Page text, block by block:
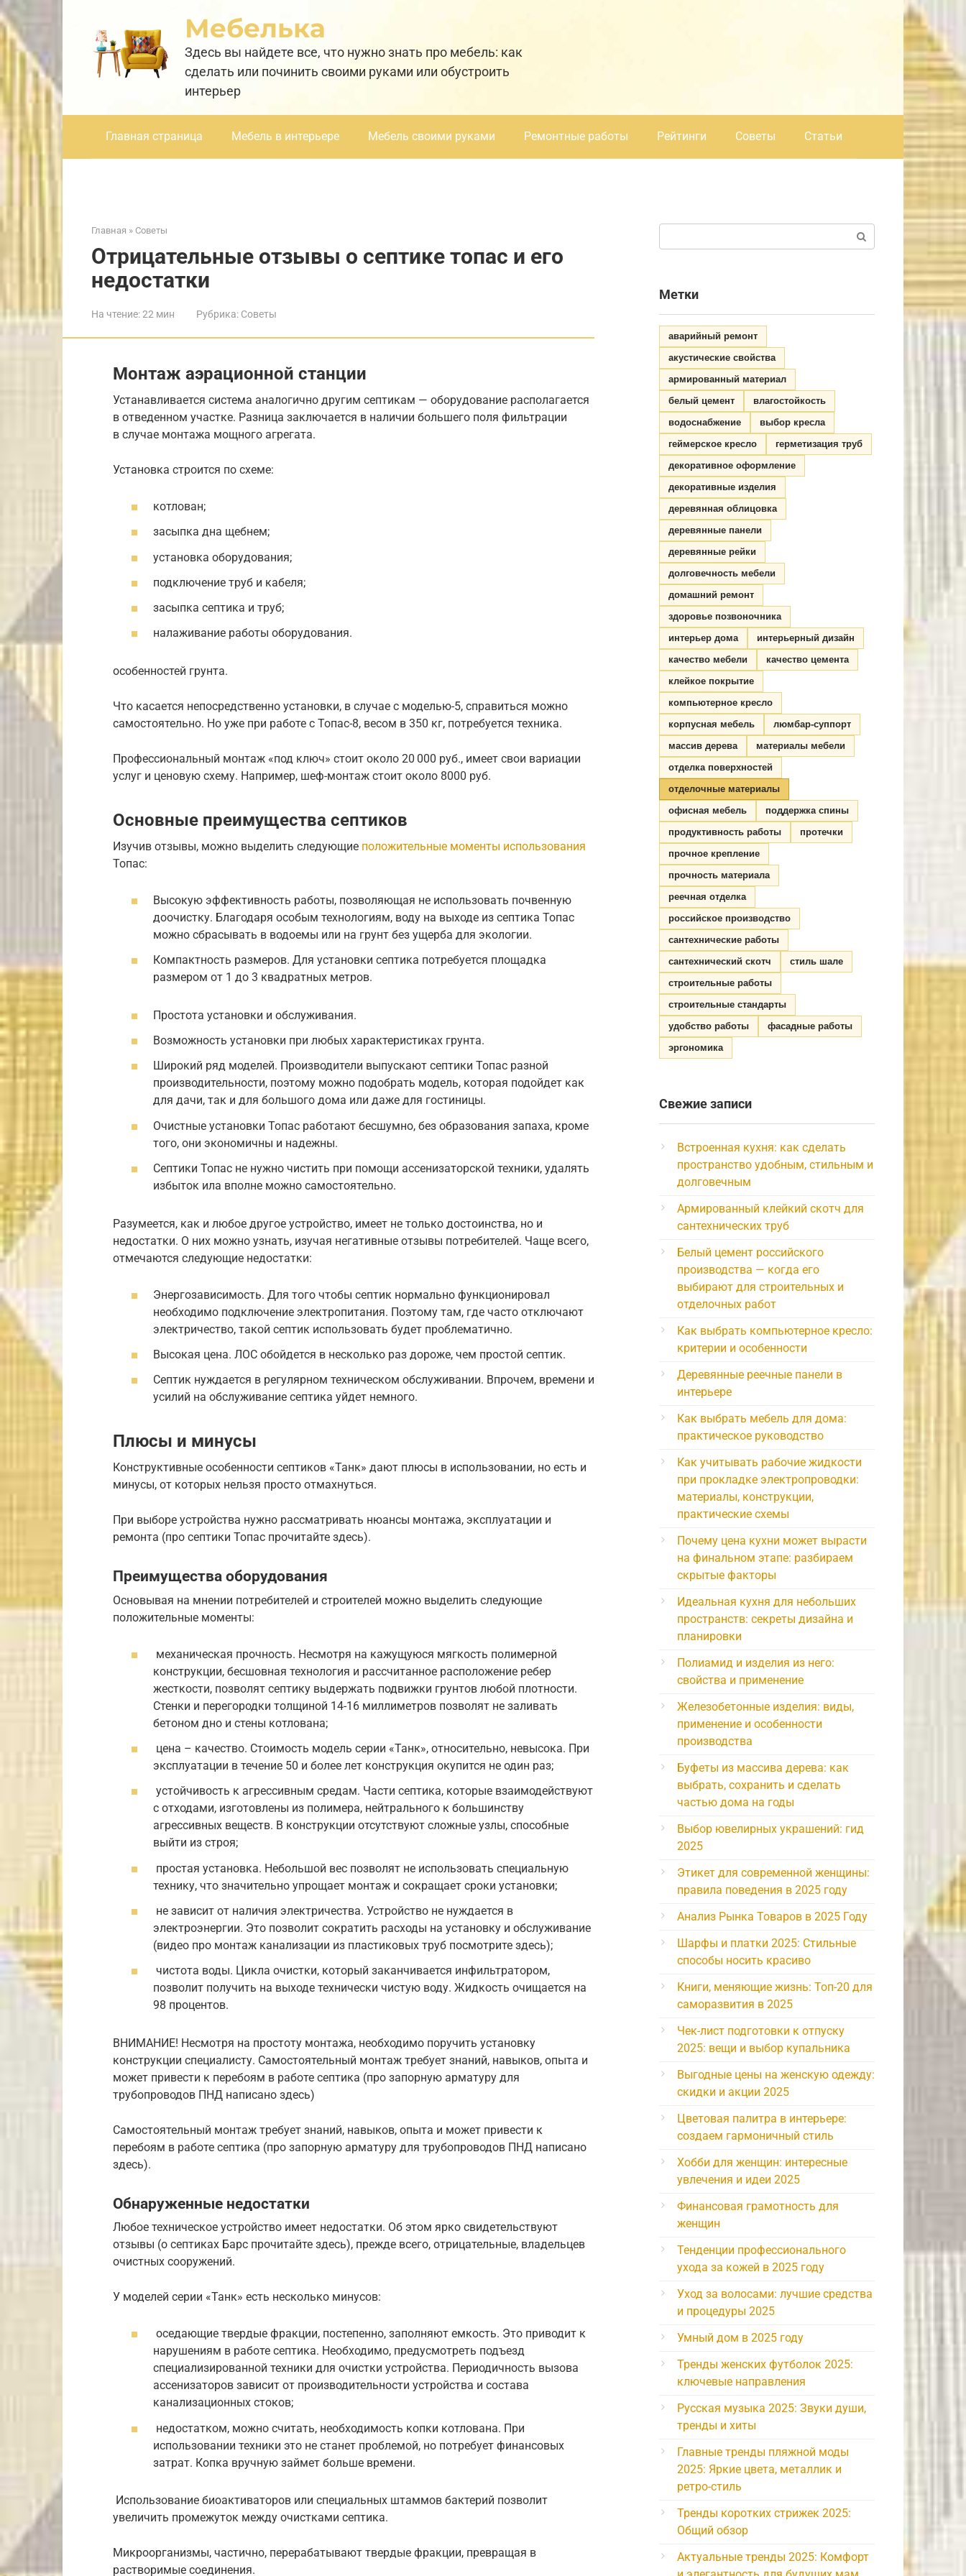
Перейти
к
контенту
Мебелька
Здесь вы найдете все, что нужно знать про мебель: как
сделать или починить своими руками или обустроить
интерьер
Главная страница Мебель в интерьере Мебель своими руками Ремонтные работы Рейтинги Советы Статьи
Главная » Советы
Отрицательные отзывы о септике топас и его
недостатки
На чтение:22 мин Рубрика: Советы
Монтаж аэрационной станции
Устанавливается система аналогично другим септикам — оборудование располагается
в отведенном участке. Разница заключается в наличии большего поля фильтрации
в случае монтажа мощного агрегата.
Установка строится по схеме:
котлован;
засыпка дна щебнем;
установка оборудования;
подключение труб и кабеля;
засыпка септика и труб;
налаживание работы оборудования.
особенностей грунта.
Что касается непосредственно установки, в случае с моделью-5, справиться можно
самостоятельно. Но уже при работе с Топас-8, весом в 350 кг, потребуется техника.
Профессиональный монтаж «под ключ» стоит около 20 000 руб., имеет свои вариации
услуг и ценовую схему. Например, шеф-монтаж стоит около 8000 руб.
Основные преимущества септиков
Изучив отзывы, можно выделить следующие положительные моменты использования
Топас:
Высокую эффективность работы, позволяющая не использовать почвенную
доочистку. Благодаря особым технологиям, воду на выходе из септика Топас
можно сбрасывать в водоемы или на грунт без ущерба для экологии.
Компактность размеров. Для установки септика потребуется площадка
размером от 1 до 3 квадратных метров.
Простота установки и обслуживания.
Возможность установки при любых характеристиках грунта.
Широкий ряд моделей. Производители выпускают септики Топас разной
производительности, поэтому можно подобрать модель, которая подойдет как
для дачи, так и для большого дома или даже для гостиницы.
Очистные установки Топас работают бесшумно, без образования запаха, кроме
того, они экономичны и надежны.
Септики Топас не нужно чистить при помощи ассенизаторской техники, удалять
избыток ила вполне можно самостоятельно.
Разумеется, как и любое другое устройство, имеет не только достоинства, но и
недостатки. О них можно узнать, изучая негативные отзывы потребителей. Чаще всего,
отмечаются следующие недостатки:
Энергозависимость. Для того чтобы септик нормально функционировал
необходимо подключение электропитания. Поэтому там, где часто отключают
электричество, такой септик использовать будет проблематично.
Высокая цена. ЛОС обойдется в несколько раз дороже, чем простой септик.
Септик нуждается в регулярном техническом обслуживании. Впрочем, времени и
усилий на обслуживание септика уйдет немного.
Плюсы и минусы
Конструктивные особенности септиков «Танк» дают плюсы в использовании, но есть и
минусы, от которых нельзя просто отмахнуться.
При выборе устройства нужно рассматривать нюансы монтажа, эксплуатации и
ремонта (про септики Топас прочитайте здесь).
Преимущества оборудования
Основывая на мнении потребителей и строителей можно выделить следующие
положительные моменты:
механическая прочность. Несмотря на кажущуюся мягкость полимерной
конструкции, бесшовная технология и рассчитанное расположение ребер
жесткости, позволят септику выдержать подвижки грунтов любой плотности.
Стенки и перегородки толщиной 14-16 миллиметров позволят не заливать
бетоном дно и стены котлована;
цена – качество. Стоимость модель серии «Танк», относительно, невысока. При
эксплуатации в течение 50 и более лет конструкция окупится не один раз;
устойчивость к агрессивным средам. Части септика, которые взаимодействуют
с отходами, изготовлены из полимера, нейтрального к большинству
агрессивных веществ. В конструкции отсутствуют сложные узлы, способные
выйти из строя;
простая установка. Небольшой вес позволят не использовать специальную
технику, что значительно упрощает монтаж и сокращает сроки установки;
не зависит от наличия электричества. Устройство не нуждается в
электроэнергии. Это позволит сократить расходы на установку и обслуживание
(видео про монтаж канализации из пластиковых труб посмотрите здесь);
чистота воды. Цикла очистки, который заканчивается инфильтратором,
позволит получить на выходе технически чистую воду. Жидкость очищается на
98 процентов.
ВНИМАНИЕ! Несмотря на простоту монтажа, необходимо поручить установку
конструкции специалисту. Самостоятельный монтаж требует знаний, навыков, опыта и
может привести к перебоям в работе септика (про запорную арматуру для
трубопроводов ПНД написано здесь)
Самостоятельный монтаж требует знаний, навыков, опыта и может привести к
перебоям в работе септика (про запорную арматуру для трубопроводов ПНД написано
здесь).
Обнаруженные недостатки
Любое техническое устройство имеет недостатки. Об этом ярко свидетельствуют
отзывы (о септиках Барс прочитайте здесь), прежде всего, отрицательные, владельцев
очистных сооружений.
У моделей серии «Танк» есть несколько минусов:
оседающие твердые фракции, постепенно, заполняют емкость. Это приводит к
нарушениям в работе септика. Необходимо, предусмотреть подъезд
специализированной техники для очистки устройства. Периодичность вызова
ассенизаторов зависит от производительности устройства и состава
канализационных стоков;
недостатком, можно считать, необходимость копки котлована. При
использовании техники это не станет проблемой, но потребует финансовых
затрат. Копка вручную займет больше времени.
Использование биоактиваторов или специальных штаммов бактерий позволит
увеличить промежуток между очистками септика.
Микроорганизмы, частично, перерабатывают твердые фракции, превращая в
растворимые соединения.
Метки
аварийный ремонт
акустические свойства
армированный материал
белый цемент
влагостойкость
водоснабжение
выбор кресла
геймерское кресло
герметизация труб
декоративное оформление
декоративные изделия
деревянная облицовка
деревянные панели
деревянные рейки
долговечность мебели
домашний ремонт
здоровье позвоночника
интерьер дома
интерьерный дизайн
качество мебели
качество цемента
клейкое покрытие
компьютерное кресло
корпусная мебель
люмбар-суппорт
массив дерева
материалы мебели
отделка поверхностей
отделочные материалы
офисная мебель
поддержка спины
продуктивность работы
протечки
прочное крепление
прочность материала
реечная отделка
российское производство
сантехнические работы
сантехнический скотч
стиль шале
строительные работы
строительные стандарты
удобство работы
фасадные работы
эргономика
Свежие записи
Встроенная кухня: как сделать
пространство удобным, стильным и
долговечным
Армированный клейкий скотч для
сантехнических труб
Белый цемент российского
производства — когда его
выбирают для строительных и
отделочных работ
Как выбрать компьютерное кресло:
критерии и особенности
Деревянные реечные панели в
интерьере
Как выбрать мебель для дома:
практическое руководство
Как учитывать рабочие жидкости
при прокладке электропроводки:
материалы, конструкции,
практические схемы
Почему цена кухни может вырасти
на финальном этапе: разбираем
скрытые факторы
Идеальная кухня для небольших
пространств: секреты дизайна и
планировки
Полиамид и изделия из него:
свойства и применение
Железобетонные изделия: виды,
применение и особенности
производства
Буфеты из массива дерева: как
выбрать, сохранить и сделать
частью дома на годы
Выбор ювелирных украшений: гид
2025
Этикет для современной женщины:
правила поведения в 2025 году
Анализ Рынка Товаров в 2025 Году
Шарфы и платки 2025: Стильные
способы носить красиво
Книги, меняющие жизнь: Топ-20 для
саморазвития в 2025
Чек-лист подготовки к отпуску
2025: вещи и выбор купальника
Выгодные цены на женскую одежду:
скидки и акции 2025
Цветовая палитра в интерьере:
создаем гармоничный стиль
Хобби для женщин: интересные
увлечения и идеи 2025
Финансовая грамотность для
женщин
Тенденции профессионального
ухода за кожей в 2025 году
Уход за волосами: лучшие средства
и процедуры 2025
Умный дом в 2025 году
Тренды женских футболок 2025:
ключевые направления
Русская музыка 2025: Звуки души,
тренды и хиты
Главные тренды пляжной моды
2025: Яркие цвета, металлик и
ретро-стиль
Тренды коротких стрижек 2025:
Общий обзор
Актуальные тренды 2025: Комфорт